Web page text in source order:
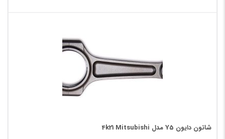
شاتون دایون Y5 مدل 4k21 Mitsubishi